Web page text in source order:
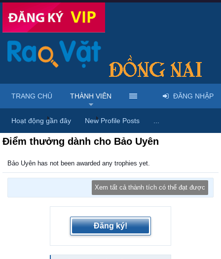
Trang chủ Thành viên Bảo Uyên
Điểm thưởng dành cho Bảo Uyên
Bảo Uyên has not been awarded any trophies yet.
Xem tất cả thành tích có thể đạt được
Đăng ký!
TRANG CHỦ THÀNH VIÊN
Hoạt động gần đây New Profile Posts
ĐĂNG NHẬP